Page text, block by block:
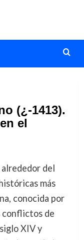
(¿-1413).
el
del
más
conocida por
conflictos de
XIV y